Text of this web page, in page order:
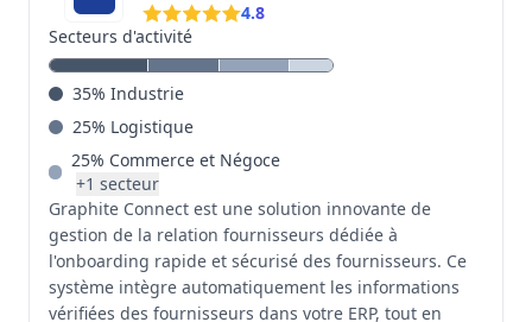
4.8
Secteurs d'activité
35% Industrie
25% Logistique
25% Commerce et Négoce
+1 secteur
Graphite Connect est une solution innovante de
gestion de la relation fournisseurs dédiée à
l'onboarding rapide et sécurisé des fournisseurs. Ce
système intègre automatiquement les informations
vérifiées des fournisseurs dans votre ERP, tout en